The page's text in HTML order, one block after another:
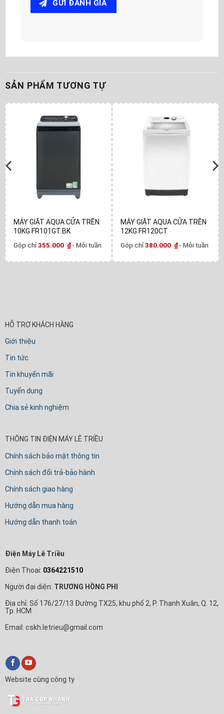
GỬI ĐÁNH GIÁ
SẢN PHẨM TƯƠNG TỰ
MÁY GIẶT AQUA CỬA TRÊN
10KG FR101GT.BK
Góp chỉ355.000 ₫- Mỗi tuần
MÁY GIẶT AQUA CỬA TRÊN
12KG FR120CT
Góp chỉ380.000 ₫- Mỗi tuần
HỖ TRỢ KHÁCH HÀNG
Giới thiệu
Tin tức
Tin khuyến mãi
Tuyển dụng
Chia sẻ kinh nghiệm
THÔNG TIN ĐIỆN MÁY LÊ TRIỀU
Chính sách bảo mật thông tin
Chính sách đổi trả-bảo hành
Chính sách giao hàng
Hướng dẫn mua hàng
Hướng dẫn thanh toán
Điện Máy Lê Triều
Điện Thoại: 0364221510
Người đại diện: TRƯƠNG HỒNG PHI
Địa chỉ: Số 176/27/13 Đường TX25, khu phố 2, P. Thạnh Xuân, Q. 12,
Tp. HCM
Email: cskh.letrieu@gmail.com
Website cùng công ty